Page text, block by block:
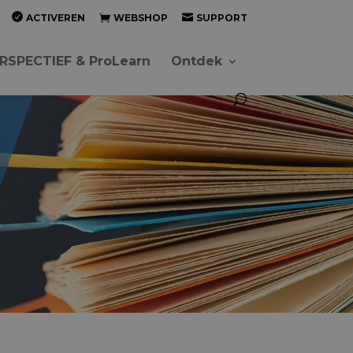
ACTIVEREN WEBSHOP SUPPORT
& ProLearn Ontdek